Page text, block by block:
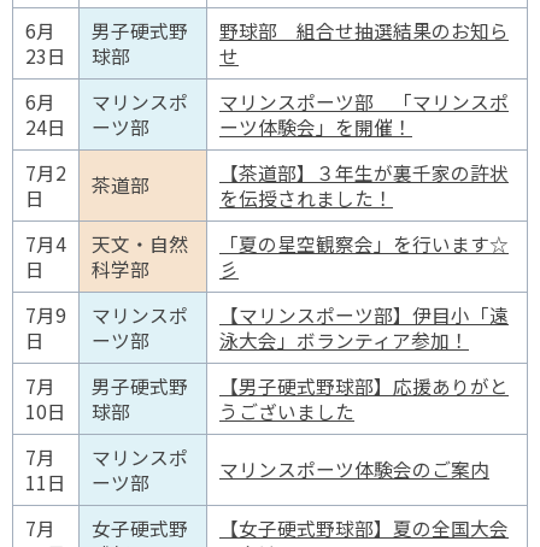
6月
23日
男子硬式野
球部
野球部 組合せ抽選結果のお知ら
せ
6月
24日
マリンスポ
ーツ部
マリンスポーツ部 「マリンスポ
ーツ体験会」を開催！
7月2
日
茶道部
【茶道部】３年生が裏千家の許状
を伝授されました！
7月4
日
天文・自然
科学部
「夏の星空観察会」を行います☆
彡
7月9
日
マリンスポ
ーツ部
【マリンスポーツ部】伊目小「遠
泳大会」ボランティア参加！
7月
10日
男子硬式野
球部
【男子硬式野球部】応援ありがと
うございました
7月
11日
マリンスポ
ーツ部
マリンスポーツ体験会のご案内
7月
女子硬式野
【女子硬式野球部】夏の全国大会